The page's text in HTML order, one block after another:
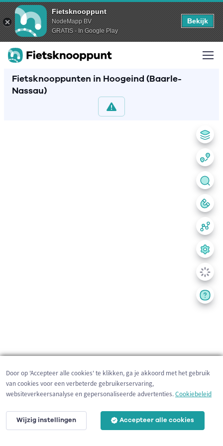
Fietsknooppunt
NodeMapp BV
GRATIS - In Google Play
Bekijk
Fietsknooppunten in Hoogeind (Baarle-
Nassau)
200 m
Door op 'Accepteer alle cookies' te klikken, ga je akkoord met het gebruik
van cookies voor een verbeterde gebruikerservaring,
websiteverkeersanalyse en gepersonaliseerde advertenties.Cookiebeleid
Wijzig instellingen Accepteer alle cookies